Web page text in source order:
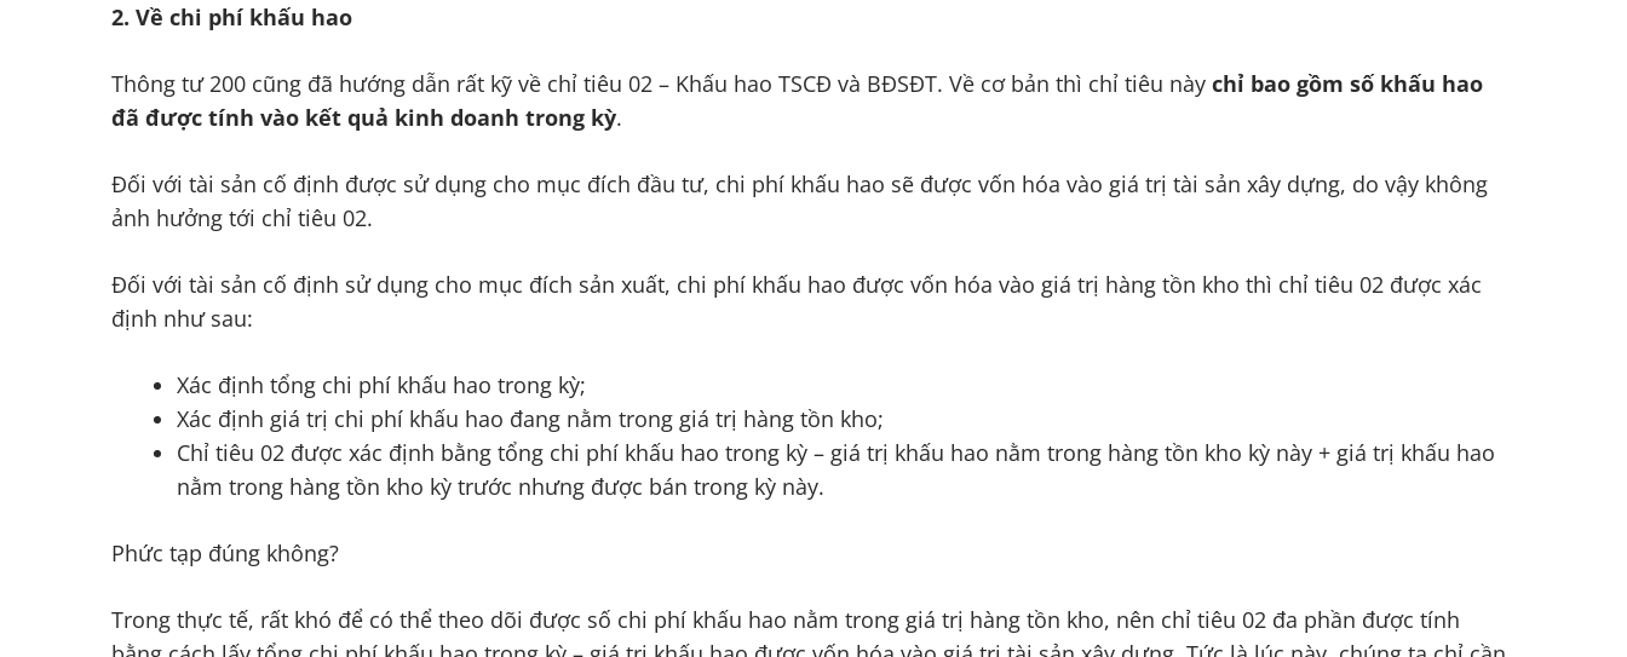
2. Về chi phí khấu hao
Thông tư 200 cũng đã hướng dẫn rất kỹ về chỉ tiêu 02 – Khấu hao TSCĐ và BĐSĐT. Về cơ bản thì chỉ tiêu này chỉ bao gồm số khấu hao
đã được tính vào kết quả kinh doanh trong kỳ.
Đối với tài sản cố định được sử dụng cho mục đích đầu tư, chi phí khấu hao sẽ được vốn hóa vào giá trị tài sản xây dựng, do vậy không
ảnh hưởng tới chỉ tiêu 02.
Đối với tài sản cố định sử dụng cho mục đích sản xuất, chi phí khấu hao được vốn hóa vào giá trị hàng tồn kho thì chỉ tiêu 02 được xác
định như sau:
Xác định tổng chi phí khấu hao trong kỳ;
Xác định giá trị chi phí khấu hao đang nằm trong giá trị hàng tồn kho;
Chỉ tiêu 02 được xác định bằng tổng chi phí khấu hao trong kỳ – giá trị khấu hao nằm trong hàng tồn kho kỳ này + giá trị khấu hao
nằm trong hàng tồn kho kỳ trước nhưng được bán trong kỳ này.
Phức tạp đúng không?
Trong thực tế, rất khó để có thể theo dõi được số chi phí khấu hao nằm trong giá trị hàng tồn kho, nên chỉ tiêu 02 đa phần được tính